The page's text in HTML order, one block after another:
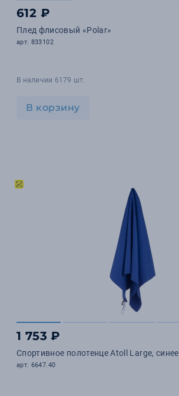
612 ₽
Плед флисовый «Polar»
арт. 833102
В наличии 6179 шт.
В корзину
1 753 ₽
Спортивное полотенце Atoll Large, синее
арт. 6647.40